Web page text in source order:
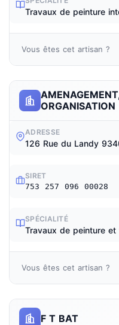
Travaux de peinture
Vous êtes cet artisan ?
ORGANISATION
ADRESSE
126 Rue du Landy
SIRET
753 257 096 00028
SPÉCIALITÉ
Travaux de peinture et
Vous êtes cet artisan ?
F T BAT